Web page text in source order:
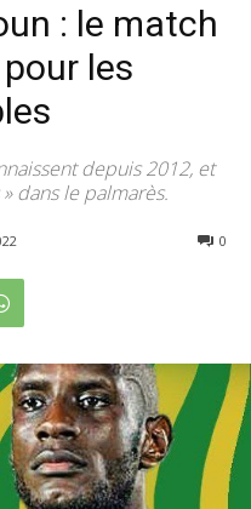
: le match
les
depuis 2012, et
dans le palmarès.
0